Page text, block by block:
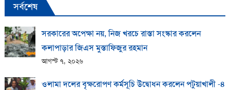
সর্বশেষ
সরকারের অপেক্ষা নয়, নিজ খরচে রাস্তা সংস্কার করলেন
কলাপাড়ার জিএস মুস্তাফিজুর রহমান
আগস্ট ৭, ২০২৬
ওলামা দলের বৃক্ষরোপণ কর্মসূচি উদ্বোধন করলেন পটুয়াখালী -৪